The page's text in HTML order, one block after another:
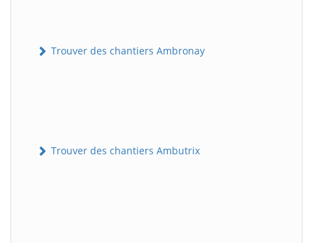
Trouver des chantiers Ambronay
Trouver des chantiers Ambutrix